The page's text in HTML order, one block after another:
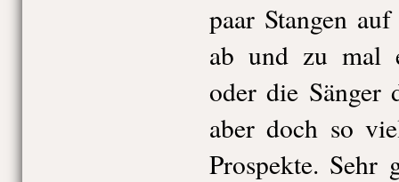
paar Stangen
ab und zu mal
oder die Sänger
aber doch so
Prospekte. Sehr